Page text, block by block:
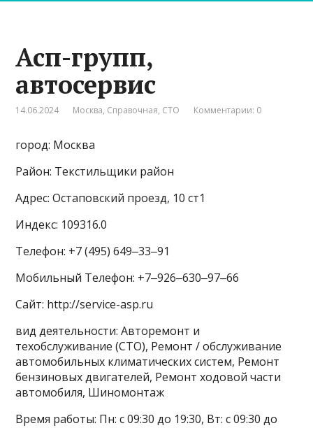
Асп-групп,
автосервис
14.06.2024 Москва, Справочная, СТО Комментарии: 0
город: Москва
Район: Текстильщики район
Адрес: Остаповский проезд, 10 ст1
Индекс: 109316.0
Телефон: +7 (495) 649‒33‒91
Мобильный Телефон: +7‒926‒630‒97‒66
Сайт: http://service-asp.ru
вид деятельности: Авторемонт и
техобслуживание (СТО), Ремонт / обслуживание
автомобильных климатических систем, Ремонт
бензиновых двигателей, Ремонт ходовой части
автомобиля, Шиномонтаж
Время работы: Пн: с 09:30 до 19:30, Вт: с 09:30 до